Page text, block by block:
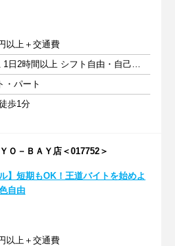
以上＋交通費
週1日以上 1日2時間以上 シフト自由・自己申告
・パート
歩1分
－ＢＡＹ店＜017752＞
ル】短期もOK！王道バイトを始めよ
自由
以上＋交通費